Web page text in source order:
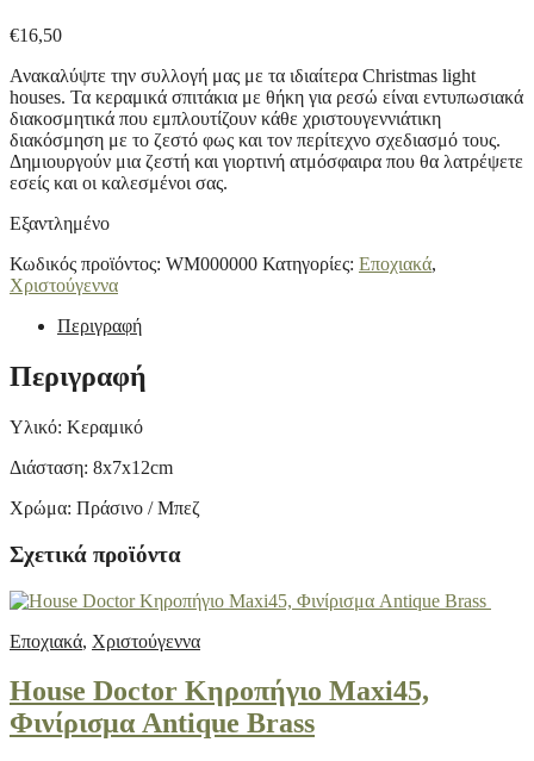
€16,50
Ανακαλύψτε την συλλογή μας με τα ιδιαίτερα Christmas light
houses. Τα κεραμικά σπιτάκια με θήκη για ρεσώ είναι εντυπωσιακά
διακοσμητικά που εμπλουτίζουν κάθε χριστουγεννιάτικη
διακόσμηση με το ζεστό φως και τον περίτεχνο σχεδιασμό τους.
Δημιουργούν μια ζεστή και γιορτινή ατμόσφαιρα που θα λατρέψετε
εσείς και οι καλεσμένοι σας.
Εξαντλημένο
Κωδικός προϊόντος: WM000000 Κατηγορίες: Εποχιακά,
Χριστούγεννα
Περιγραφή
Περιγραφή
Υλικό: Κεραμικό
Διάσταση: 8x7x12cm
Χρώμα: Πράσινο / Μπεζ
Σχετικά προϊόντα
Εποχιακά, Χριστούγεννα
House Doctor Κηροπήγιο Maxi45,
Φινίρισμα Antique Brass